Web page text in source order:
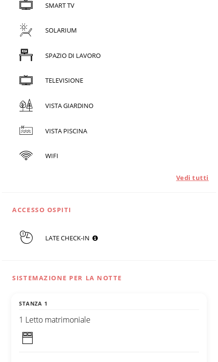
SMART TV
SOLARIUM
SPAZIO DI LAVORO
TELEVISIONE
VISTA GIARDINO
VISTA PISCINA
WIFI
Vedi tutti
ACCESSO OSPITI
LATE CHECK-IN
SISTEMAZIONE PER LA NOTTE
STANZA 1
1 Letto matrimoniale